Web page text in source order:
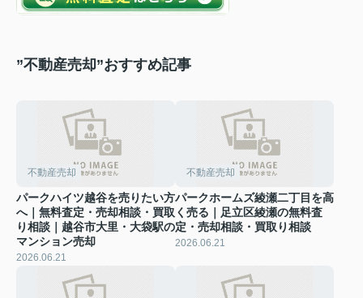
”不動産売却”おすすめ記事
不動産売却
パークハイツ越谷を売りたい方
へ｜無料査定・売却相談・買取
り相談｜越谷市大里・大袋駅の
マンション売却
2026.06.21
不動産売却
パークホームズ綾瀬二丁目を高
く売る｜足立区綾瀬の無料査
定・売却相談・買取り相談
2026.06.21